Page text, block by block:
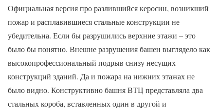
Официальная версия про разлившийся керосин, возникший
пожар и расплавившиеся стальные конструкции не
убедительна. Если бы разрушились верхние этажи – это
было бы понятно. Внешне разрушения башен выглядело как
высокопрофессиональный подрыв снизу несущих
конструкций зданий. Да и пожара на нижних этажах не
было видно. Конструктивно башня ВТЦ представляла два
стальных короба, вставленных один в другой и